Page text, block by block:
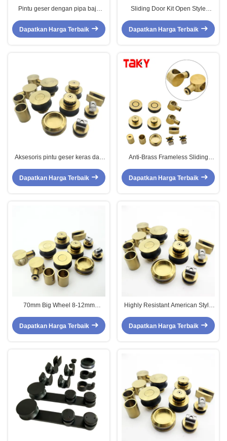
Pintu geser dengan pipa baja
ketahanan korosi yang tinggi
Dapatkan Harga Terbaik
Sliding Door Kit Open Style
steel 25*2.0mm Solid Round Bar
Dapatkan Harga Terbaik
Aksesoris pintu geser keras dan
tunggal di emas Polandia
Dapatkan Harga Terbaik
Anti-Brass Frameless Sliding
Safe Glass Polish Finish
Dapatkan Harga Terbaik
70mm Big Wheel 8-12mm
Exterior Kit untuk Kamar Mandi
Dapatkan Harga Terbaik
Highly Resistant American Style
Otomatis Pintu Geser
Dapatkan Harga Terbaik